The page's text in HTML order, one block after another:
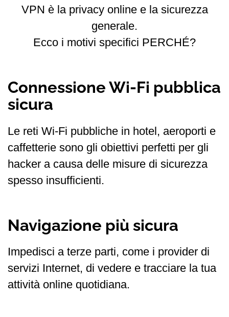
VPN è la privacy online e la sicurezza
generale.
Ecco i motivi specifici PERCHÉ?
Connessione Wi-Fi pubblica
sicura
Le reti Wi-Fi pubbliche in hotel, aeroporti e
caffetterie sono gli obiettivi perfetti per gli
hacker a causa delle misure di sicurezza
spesso insufficienti.
Navigazione più sicura
Impedisci a terze parti, come i provider di
servizi Internet, di vedere e tracciare la tua
attività online quotidiana.